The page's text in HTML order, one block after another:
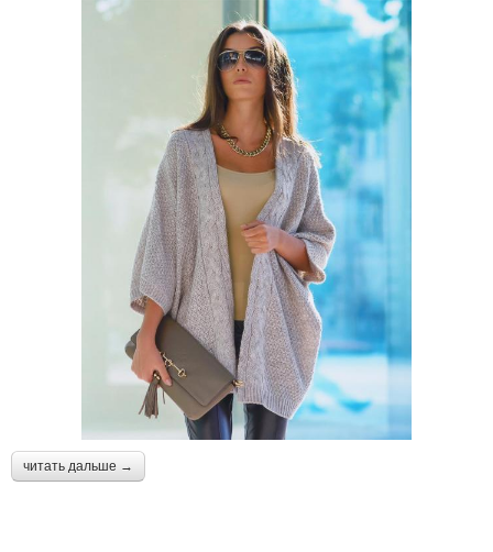
читать дальше →